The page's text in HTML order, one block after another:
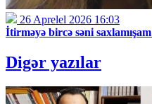
26 Aprelel 2026 16:03
İtirməyə bircə səni saxlamışam
Digər yazılar